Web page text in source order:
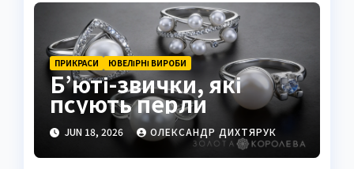
ПРИКРАСИ ЮВЕЛІРНІ ВИРОБИ
Б’юті-звички, які
псують перли
JUN 18, 2026 ОЛЕКСАНДР ДИХТЯРУК